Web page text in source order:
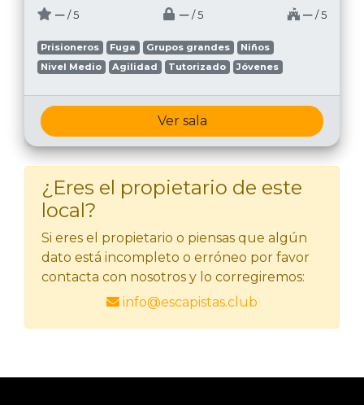
─ / 5 ─ / 5 ─ / 5
Prisioneros Fuga Grupos grandes
Niños
Nivel Medio
Agilidad Tutorizado Jóvenes
Ver sala
¿Eres el propietario de este
local?
Si eres el propietario o piensas que algún
dato está incompleto o erróneo por favor
contacta con nosotros y lo corregiremos:
info@escapistas.club